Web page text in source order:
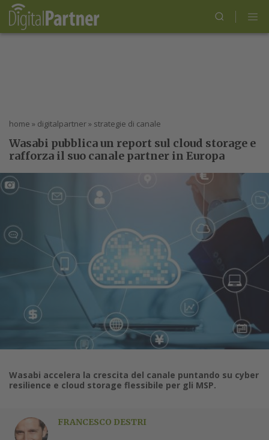
home » digitalpartner» strategie di canale
Wasabi pubblica un report sul cloud storage e
rafforza il suo canale partner in Europa
Wasabi accelera la crescita del canale puntando su cyber
resilience e cloud storage flessibile per gli MSP.
FRANCESCO DESTRI